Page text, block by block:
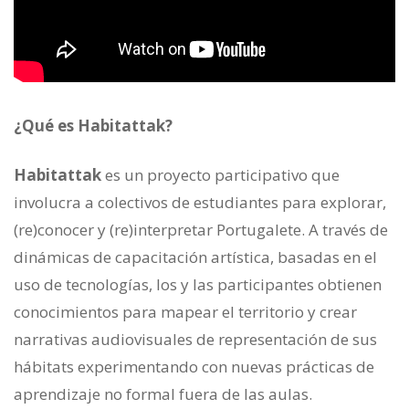
¿Qué es Habitattak?
Habitattakes un proyecto participativo que
involucra a colectivos de estudiantes para explorar,
(re)conocer y (re)interpretar Portugalete. A través de
dinámicas de capacitación artística, basadas en el
uso de tecnologías, los y las participantes obtienen
conocimientos para mapear el territorio y crear
narrativas audiovisuales de representación de sus
hábitats experimentando con nuevas prácticas de
aprendizaje no formal fuera de las aulas.